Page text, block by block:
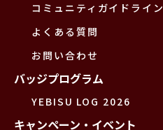
コミュニティガイドライン
よくある質問
お問い合わせ
バッジプログラム
YEBISU LOG 2026
キャンペーン・イベント